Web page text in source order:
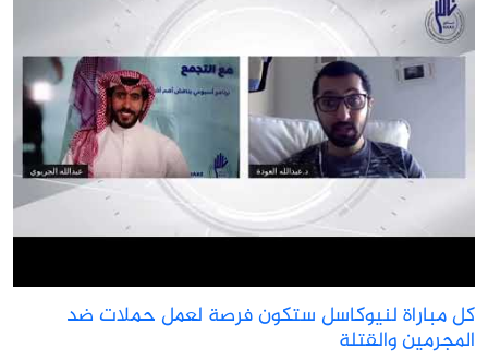
مباراة لنيوكاسل ستكون فرصة لعمل حملات ضد
والقتلة